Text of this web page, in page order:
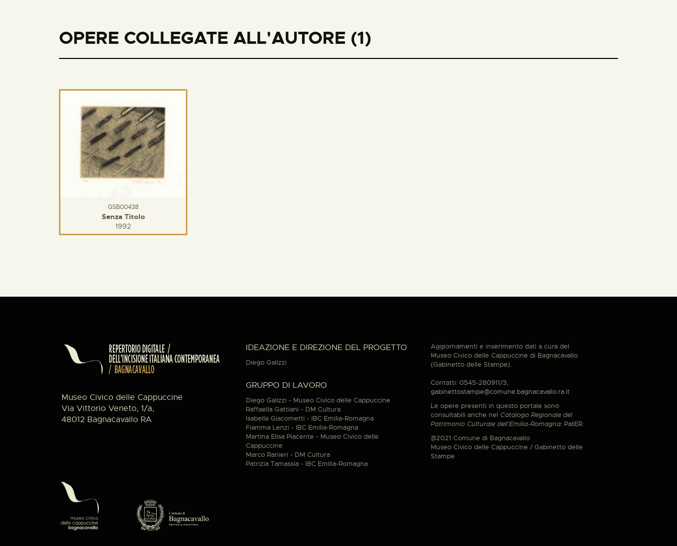
OPERE COLLEGATE ALL'AUTORE (1)
GSB00438
Senza Titolo
1992
Museo Civico delle Cappuccine
Via Vittorio Veneto, 1/a,
48012 Bagnacavallo RA
IDEAZIONE E DIREZIONE DEL PROGETTO
Diego Galizzi
GRUPPO DI LAVORO
Diego Galizzi - Museo Civico delle Cappuccine
Raffaella Gattiani - DM Cultura
Isabella Giacometti - IBC Emilia-Romagna
Fiamma Lenzi - IBC Emilia-Romagna
Martina Elisa Piacente - Museo Civico delle
Cappuccine
Marco Ranieri - DM Cultura
Patrizia Tamassia - IBC Emilia-Romagna
Aggiornamenti e inserimento dati a cura del
Museo Civico delle Cappuccine di Bagnacavallo
(Gabinetto delle Stampe).
Contatti: 0545-280911/3;
gabinettostampe@comune.bagnacavallo.ra.it
Le opere presenti in questo portale sono
consultabili anche nel Catalogo Regionale del
Patrimonio Culturale dell'Emilia-Romagna: PatER.
@2021 Comune di Bagnacavallo
Museo Civico delle Cappuccine / Gabinetto delle
Stampe